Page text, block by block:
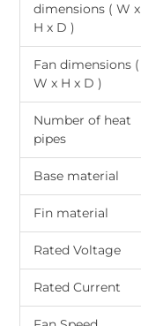
dimensions ( W x
H x D )
Fan dimensions (
W x H x D )
Number of heat
pipes
Base material
Fin material
Rated Voltage
Rated Current